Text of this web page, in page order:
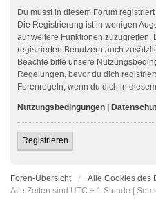
Du musst in diesem Forum
Die Registrierung ist in wenigen
auf weitere Funktionen zuzugreifen.
registrierten Benutzern auch
Beachte bitte unsere
Regelungen, bevor du dich
Forenregeln, wenn du dich in
Nutzungsbedingungen
Registrieren
Foren-Übersicht
Alle Cookies des
Alle Zeiten sind UTC + 1 Stunde [